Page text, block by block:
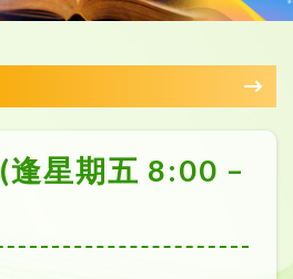
逢星期五 8:00 –